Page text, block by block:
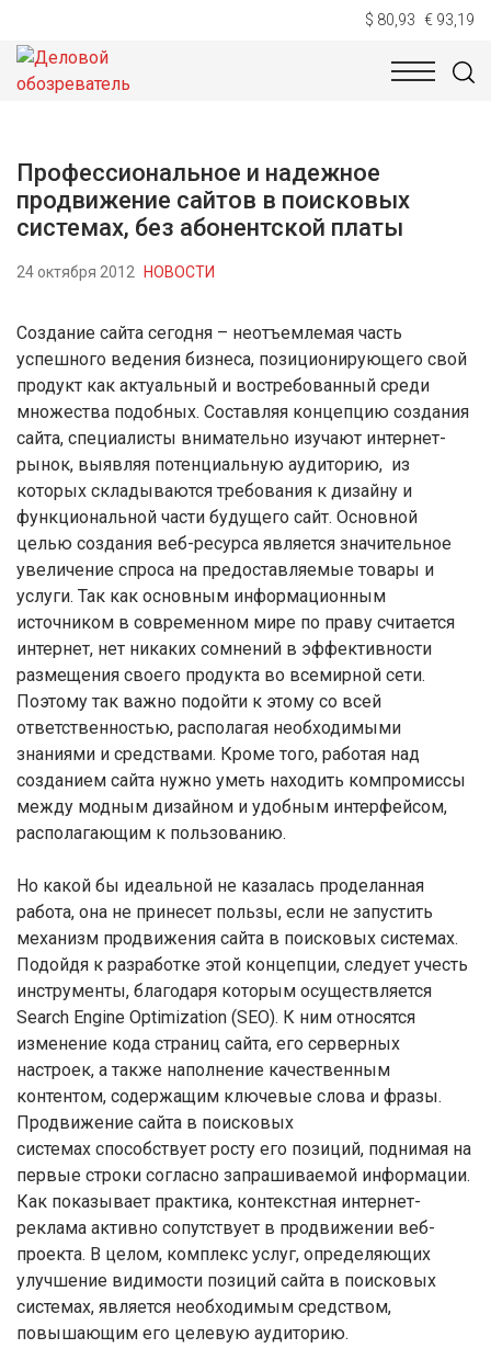
$ 80,93 € 93,19
НОВОСТИ
Профессиональное и надежное
продвижение сайтов в поисковых
системах, без абонентской платы
24 октября 2012 НОВОСТИ
Создание сайта сегодня – неотъемлемая часть
успешного ведения бизнеса, позиционирующего свой
продукт как актуальный и востребованный среди
множества подобных. Составляя концепцию создания
сайта, специалисты внимательно изучают интернет-
рынок, выявляя потенциальную аудиторию, из
которых складываются требования к дизайну и
функциональной части будущего сайт. Основной
целью создания веб-ресурса является значительное
увеличение спроса на предоставляемые товары и
услуги. Так как основным информационным
источником в современном мире по праву считается
интернет, нет никаких сомнений в эффективности
размещения своего продукта во всемирной сети.
Поэтому так важно подойти к этому со всей
ответственностью, располагая необходимыми
знаниями и средствами. Кроме того, работая над
созданием сайта нужно уметь находить компромиссы
между модным дизайном и удобным интерфейсом,
располагающим к пользованию.
Но какой бы идеальной не казалась проделанная
работа, она не принесет пользы, если не запустить
механизм продвижения сайта в поисковых системах.
Подойдя к разработке этой концепции, следует учесть
инструменты, благодаря которым осуществляется
Search Engine Optimization (SEO). К ним относятся
изменение кода страниц сайта, его серверных
настроек, а также наполнение качественным
контентом, содержащим ключевые слова и фразы.
Продвижение сайта в поисковых
системах способствует росту его позиций, поднимая на
первые строки согласно запрашиваемой информации.
Как показывает практика, контекстная интернет-
реклама активно сопутствует в продвижении веб-
проекта. В целом, комплекс услуг, определяющих
улучшение видимости позиций сайта в поисковых
системах, является необходимым средством,
повышающим его целевую аудиторию.